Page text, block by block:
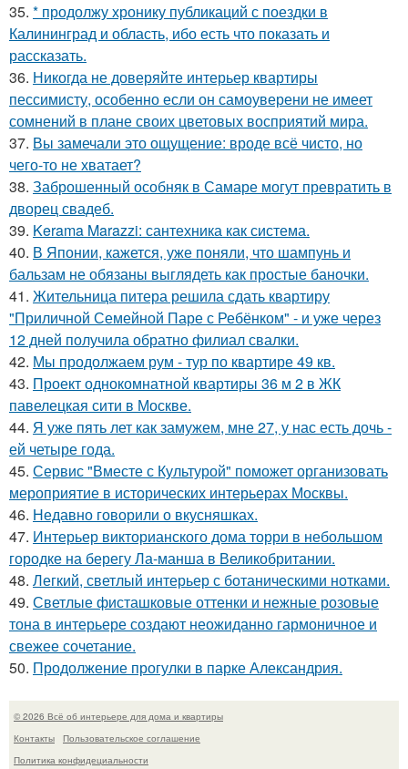
35. * продолжу хронику публикаций с поездки в
Калининград и область, ибо есть что показать и
рассказать.
36. Никогда не доверяйте интерьер квартиры
пессимисту, особенно если он самоуверени не имеет
сомнений в плане своих цветовых восприятий мира.
37. Вы замечали это ощущение: вроде всё чисто, но
чего-то не хватает?
38. Заброшенный особняк в Самаре могут превратить в
дворец свадеб.
39. Kerama Marazzi: сантехника как система.
40. В Японии, кажется, уже поняли, что шампунь и
бальзам не обязаны выглядеть как простые баночки.
41. Жительница питера решила сдать квартиру
"Приличной Семейной Паре с Ребёнком" - и уже через
12 дней получила обратно филиал свалки.
42. Мы продолжаем рум - тур по квартире 49 кв.
43. Проект однокомнатной квартиры 36 м 2 в ЖК
павелецкая сити в Москве.
44. Я уже пять лет как замужем, мне 27, у нас есть дочь -
ей четыре года.
45. Сервис "Вместе с Культурой" поможет организовать
мероприятие в исторических интерьерах Москвы.
46. Недавно говорили о вкусняшках.
47. Интерьер викторианского дома торри в небольшом
городке на берегу Ла-манша в Великобритании.
48. Легкий, светлый интерьер с ботаническими нотками.
49. Светлые фисташковые оттенки и нежные розовые
тона в интерьере создают неожиданно гармоничное и
свежее сочетание.
50. Продолжение прогулки в парке Александрия.
© 2026 Всё об интерьере для дома и квартиры
Контакты
Пользовательское соглашение
Политика конфидециальности